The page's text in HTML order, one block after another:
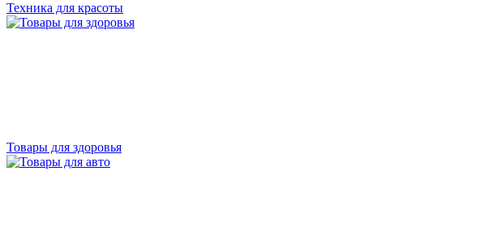
Техника для красоты
Товары для здоровья